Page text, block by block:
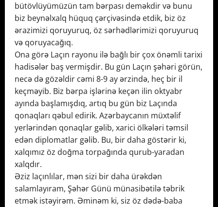
bütövlüyümüzün tam bərpası deməkdir və bunu
biz beynəlxalq hüquq çərçivəsində etdik, biz öz
ərazimizi qoruyuruq, öz sərhədlərimizi qoruyuruq
və qoruyacağıq.
Ona görə Laçın rayonu ilə bağlı bir çox önəmli tarixi
hadisələr baş vermişdir. Bu gün Laçın şəhəri görün,
necə də gözəldir cəmi 8-9 ay ərzində, heç bir il
keçməyib. Biz bərpa işlərinə keçən ilin oktyabr
ayında başlamışdıq, artıq bu gün biz Laçında
qonaqları qəbul edirik. Azərbaycanın müxtəlif
yerlərindən qonaqlar gəlib, xarici ölkələri təmsil
edən diplomatlar gəlib. Bu, bir daha göstərir ki,
xalqımız öz doğma torpağında qurub-yaradan
xalqdır.
Əziz laçınlılar, mən sizi bir daha ürəkdən
salamlayıram, Şəhər Günü münasibətilə təbrik
etmək istəyirəm. Əminəm ki, siz öz dədə-baba